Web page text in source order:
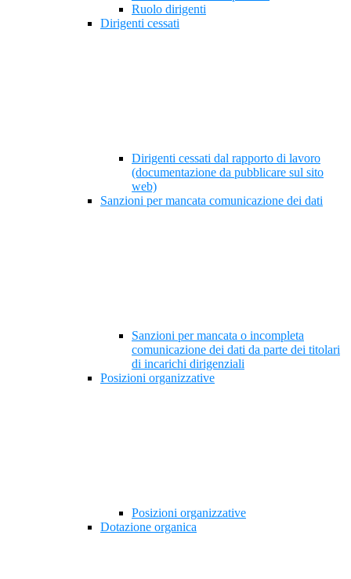
Ruolo dirigenti
Dirigenti cessati
Dirigenti cessati dal rapporto di lavoro
(documentazione da pubblicare sul sito
web)
Sanzioni per mancata comunicazione dei dati
Sanzioni per mancata o incompleta
comunicazione dei dati da parte dei titolari
di incarichi dirigenziali
Posizioni organizzative
Posizioni organizzative
Dotazione organica